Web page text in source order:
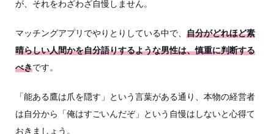
が、それをわざわざ自慢しません。
マッチングアプリでやりとりしている中で、 自分がどれほど素
晴らしい人間かを自分語りするような男性は、慎重に判断する
べきです。
「能ある鷹は爪を隠す」という言葉がある通り、本物の経営者
は自分から「俺はすごいんだぞ」という自慢はしないと心得て
おきましょう。